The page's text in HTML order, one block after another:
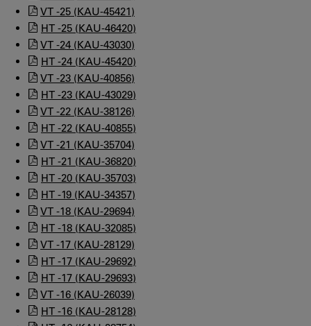
VT -25 (KAU-45421)
HT -25 (KAU-46420)
VT -24 (KAU-43030)
HT -24 (KAU-45420)
VT -23 (KAU-40856)
HT -23 (KAU-43029)
VT -22 (KAU-38126)
HT -22 (KAU-40855)
VT -21 (KAU-35704)
HT -21 (KAU-36820)
HT -20 (KAU-35703)
HT -19 (KAU-34357)
VT -18 (KAU-29694)
HT -18 (KAU-32085)
VT -17 (KAU-28129)
HT -17 (KAU-29692)
HT -17 (KAU-29693)
VT -16 (KAU-26039)
HT -16 (KAU-28128)